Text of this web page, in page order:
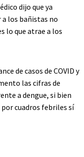
dijo que ya
los bañistas no
lo que atrae a los
de casos de COVID y
las cifras de
a dengue, si bien
cuadros febriles sí